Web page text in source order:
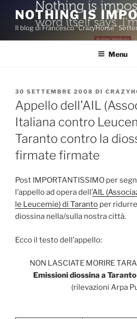
contenuto
NOTHING IS
Il blog di Francesco "CrazyHorse"
Menu
PUBBLICATO
IL
30 SETTEMBRE 2008 DI
Appello dell'AIL
Italiana contro
Taranto contro la
firmate firmate
Post IMPORTANTISSIMO per
l’appello ad opera dell’AIL
le Leucemie) di Taranto per
diossina nella/sulla nostra città.
Ecco il testo dell’appello:
NON LASCIATE MORIRE
Emissioni diossina a
(rilevazioni Arpa